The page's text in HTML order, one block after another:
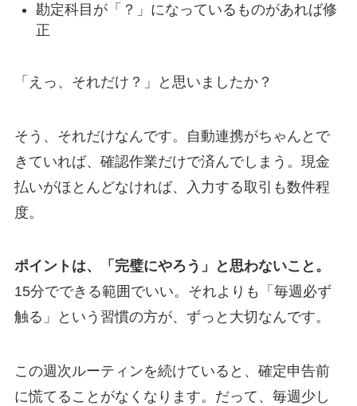
勘定科目が「？」になっているものがあれば修
正
「えっ、それだけ？」と思いましたか？
そう、それだけなんです。自動連携がちゃんとで
きていれば、確認作業だけで済んでしまう。現金
払いがほとんどなければ、入力する取引も数件程
度。
ポイントは、「完璧にやろう」と思わないこと。
15分でできる範囲でいい。それよりも「毎週必ず
触る」という習慣の方が、ずっと大切なんです。
この週次ルーティンを続けていると、確定申告前
に慌てることがなくなります。だって、毎週少し